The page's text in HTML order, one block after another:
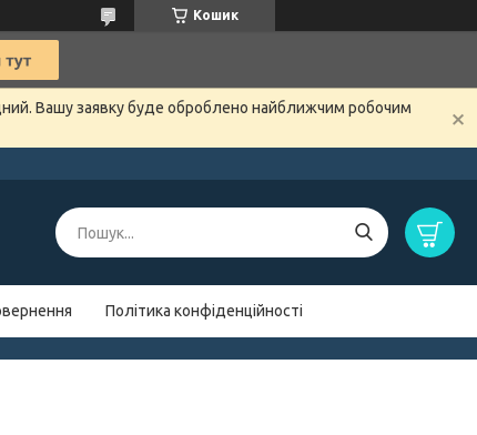
Кошик
Вашу заявку буде оброблено найближчим робочим
Політика конфіденційності